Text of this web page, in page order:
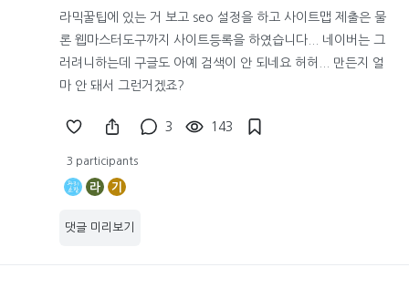
라믹꿀팁에 있는 거 보고 seo 설정을 하고 사이트맵 제출은 물
론 웹마스터도구까지 사이트등록을 하였습니다... 네이버는 그
러려니하는데 구글도 아예 검색이 안 되네요 허허... 만든지 얼
마 안 돼서 그런거겠죠?
3 143
3 participants
라 기
댓글 미리보기